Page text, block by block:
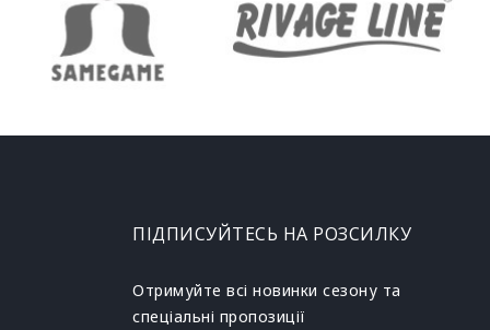
ПІДПИСУЙТЕСЬ НА РОЗСИЛКУ
Отримуйте всі новинки сезону та
спеціальні пропозиції